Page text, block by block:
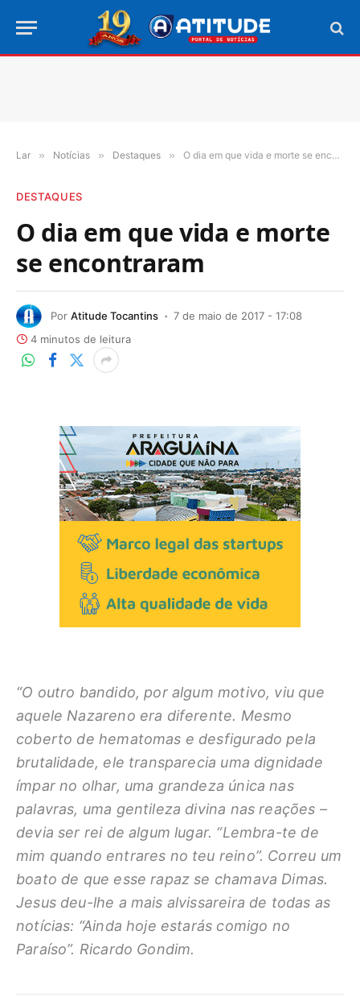
Lar » Notícias » Destaques » O dia em que vida e morte se encontraram
DESTAQUES
O dia em que vida e morte
se encontraram
Por Atitude Tocantins
7 de maio de 2017 - 17:08
4 minutos de leitura
“O outro bandido, por algum motivo, viu que
aquele Nazareno era diferente. Mesmo
coberto de hematomas e desfigurado pela
brutalidade, ele transparecia uma dignidade
ímpar no olhar, uma grandeza única nas
palavras, uma gentileza divina nas reações –
devia ser rei de algum lugar. “Lembra-te de
mim quando entrares no teu reino”. Correu um
boato de que esse rapaz se chamava Dimas.
Jesus deu-lhe a mais alvissareira de todas as
notícias: “Ainda hoje estarás comigo no
Paraíso”. Ricardo Gondim.